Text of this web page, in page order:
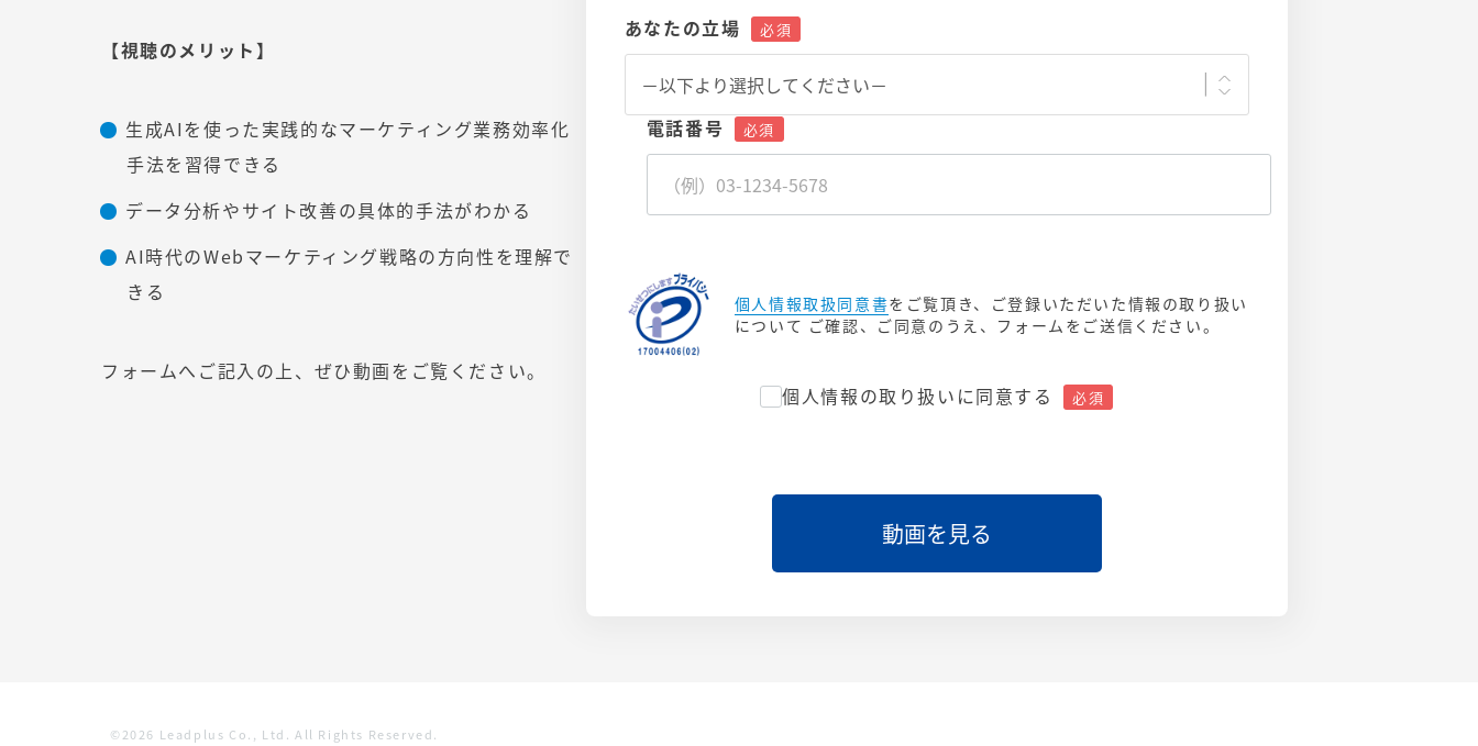
【視聴のメリット】
生成AIを使った実践的なマーケティング業務効率化
手法を習得できる
データ分析やサイト改善の具体的手法がわかる
AI時代のWebマーケティング戦略の方向性を理解で
きる
フォームへご記入の上、ぜひ動画をご覧ください。
あなたの立場
電話番号
個人情報取扱同意書をご覧頂き、ご登録いただいた情報の取り扱い
について ご確認、ご同意のうえ、フォームをご送信ください。
個人情報の取り扱いに同意する
©2026 Leadplus Co., Ltd. All Rights Reserved.